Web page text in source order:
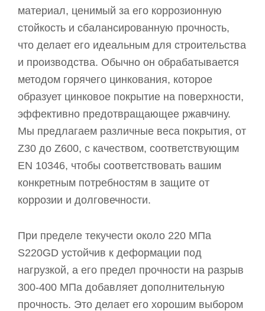
материал, ценимый за его коррозионную
стойкость и сбалансированную прочность,
что делает его идеальным для строительства
и производства. Обычно он обрабатывается
методом горячего цинкования, которое
образует цинковое покрытие на поверхности,
эффективно предотвращающее ржавчину.
Мы предлагаем различные веса покрытия, от
Z30 до Z600, с качеством, соответствующим
EN 10346, чтобы соответствовать вашим
конкретным потребностям в защите от
коррозии и долговечности.
При пределе текучести около 220 МПа
S220GD устойчив к деформации под
нагрузкой, а его предел прочности на разрыв
300-400 МПа добавляет дополнительную
прочность. Это делает его хорошим выбором